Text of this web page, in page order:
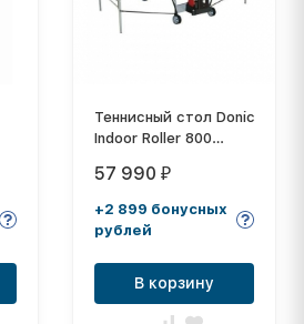
Теннисный стол Donic
Indoor Roller 800
57 990 ₽
+2 899 бонусных
рублей
В корзину